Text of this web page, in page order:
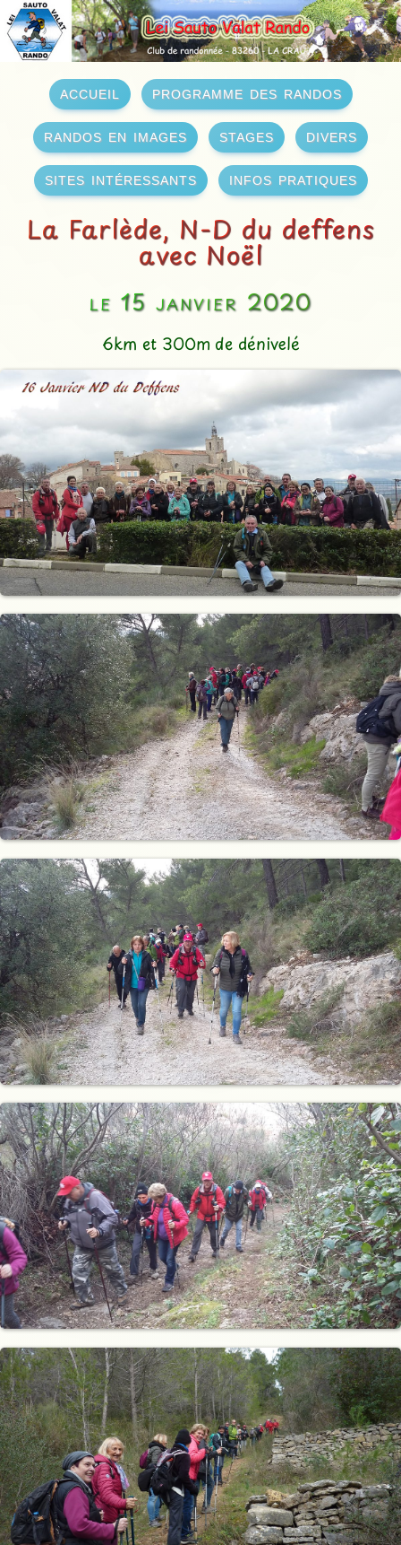
accueil programme des randos
randos en images stages divers
sites intéressants infos pratiques
La Farlède, N-D du deffens
avec Noël
le 15 janvier 2020
6km et 300m de dénivelé